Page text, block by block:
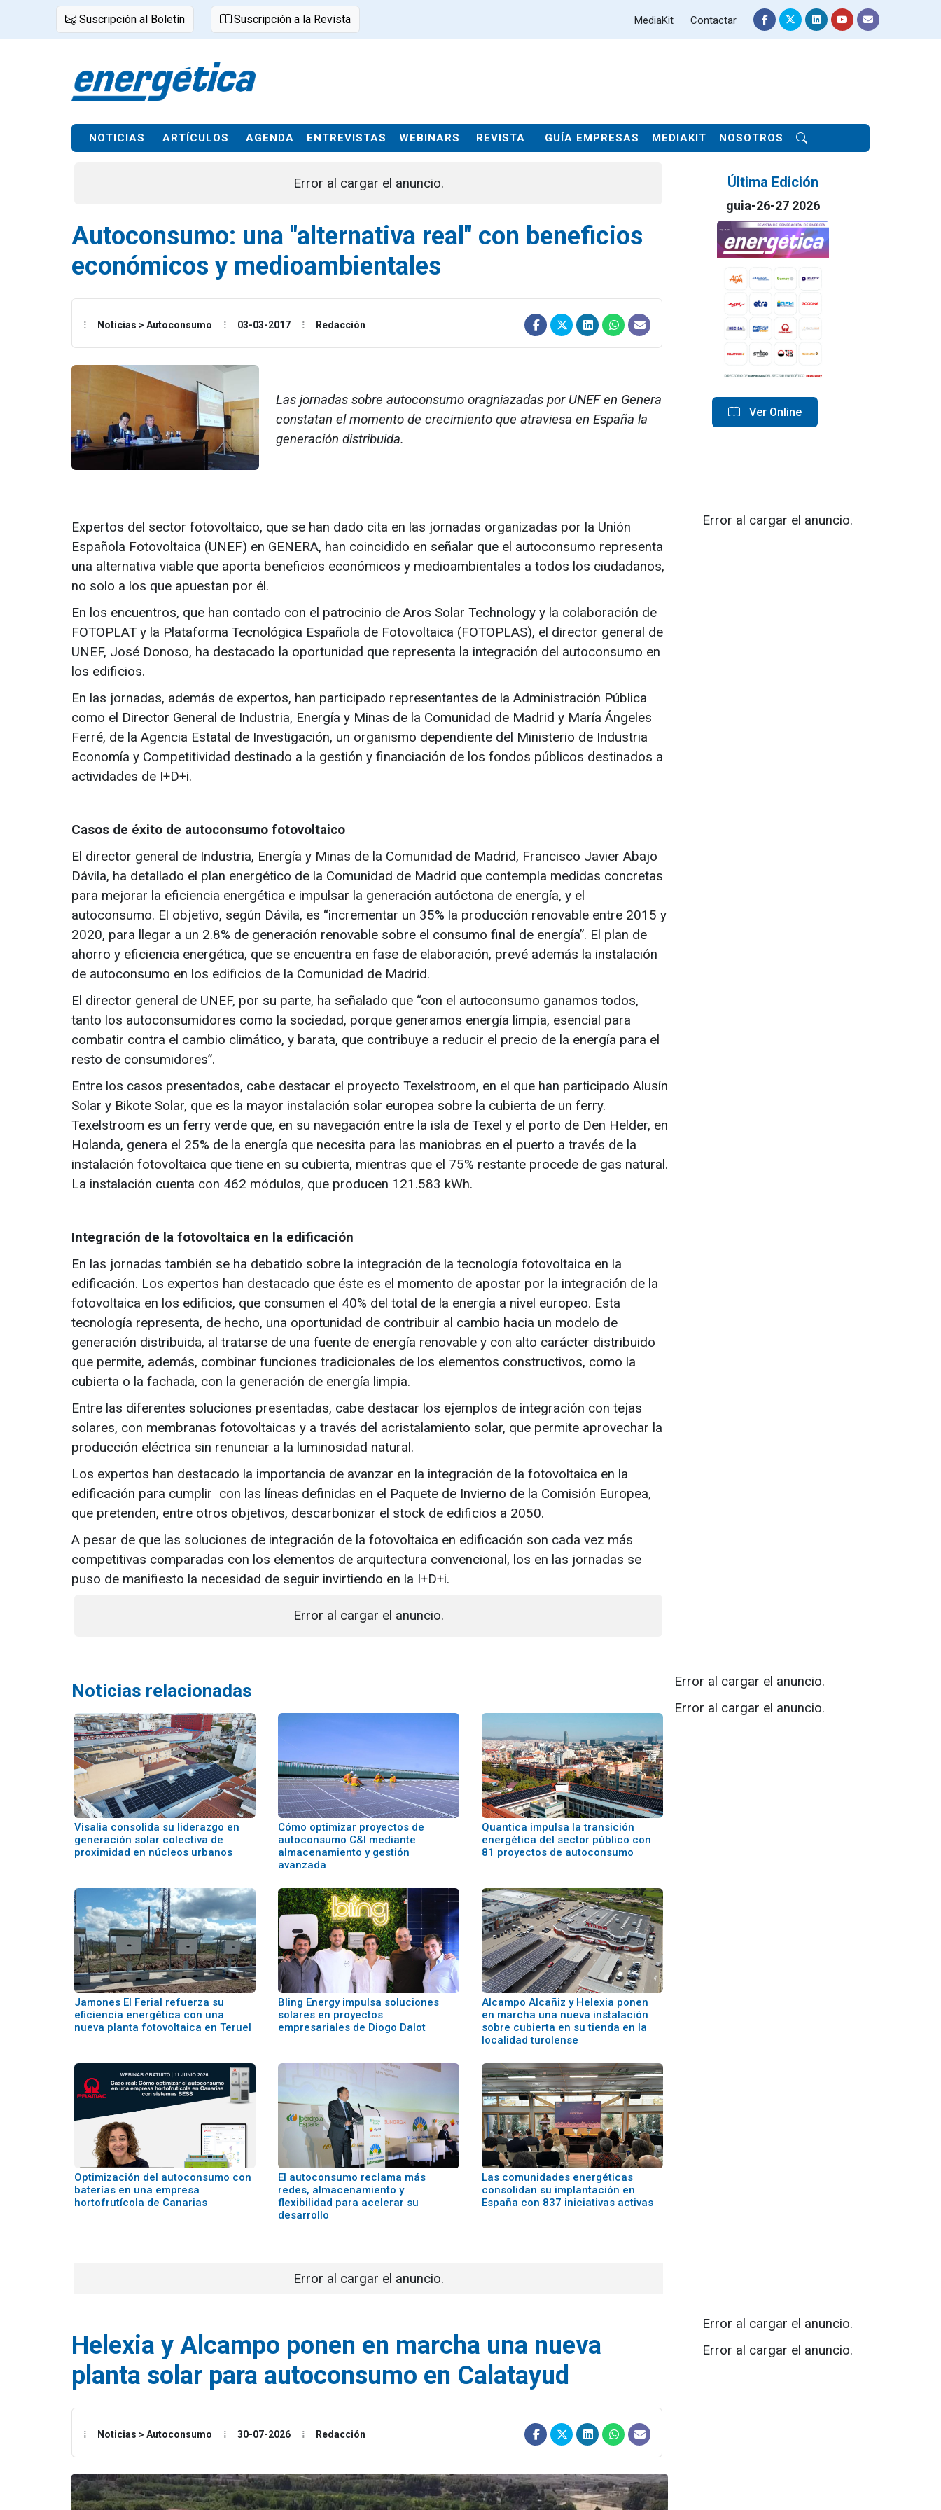
Suscripción al Boletín Suscripción a la Revista MediaKit Contactar
NOTICIAS ARTÍCULOS AGENDA ENTREVISTAS WEBINARS REVISTA GUÍA EMPRESAS MEDIAKIT NOSOTROS
Error al cargar el anuncio.
Autoconsumo: una "alternativa real" con beneficios
económicos y medioambientales
Noticias > Autoconsumo 03-03-2017 Redacción
Las jornadas sobre autoconsumo oragniazadas por UNEF en Genera
constatan el momento de crecimiento que atraviesa en España la
generación distribuida.
Última Edición
guia-26-27 2026
Ver Online
Expertos del sector fotovoltaico, que se han dado cita en las jornadas organizadas por la Unión
Española Fotovoltaica (UNEF) en GENERA, han coincidido en señalar que el autoconsumo representa
una alternativa viable que aporta beneficios económicos y medioambientales a todos los ciudadanos,
no solo a los que apuestan por él.
En los encuentros, que han contado con el patrocinio de Aros Solar Technology y la colaboración de
FOTOPLAT y la Plataforma Tecnológica Española de Fotovoltaica (FOTOPLAS), el director general de
UNEF, José Donoso, ha destacado la oportunidad que representa la integración del autoconsumo en
los edificios.
En las jornadas, además de expertos, han participado representantes de la Administración Pública
como el Director General de Industria, Energía y Minas de la Comunidad de Madrid y María Ángeles
Ferré, de la Agencia Estatal de Investigación, un organismo dependiente del Ministerio de Industria
Economía y Competitividad destinado a la gestión y financiación de los fondos públicos destinados a
actividades de I+D+i.
Casos de éxito de autoconsumo fotovoltaico
El director general de Industria, Energía y Minas de la Comunidad de Madrid, Francisco Javier Abajo
Dávila, ha detallado el plan energético de la Comunidad de Madrid que contempla medidas concretas
para mejorar la eficiencia energética e impulsar la generación autóctona de energía, y el
autoconsumo. El objetivo, según Dávila, es “incrementar un 35% la producción renovable entre 2015 y
2020, para llegar a un 2.8% de generación renovable sobre el consumo final de energía”. El plan de
ahorro y eficiencia energética, que se encuentra en fase de elaboración, prevé además la instalación
de autoconsumo en los edificios de la Comunidad de Madrid.
El director general de UNEF, por su parte, ha señalado que “con el autoconsumo ganamos todos,
tanto los autoconsumidores como la sociedad, porque generamos energía limpia, esencial para
combatir contra el cambio climático, y barata, que contribuye a reducir el precio de la energía para el
resto de consumidores”.
Entre los casos presentados, cabe destacar el proyecto Texelstroom, en el que han participado Alusín
Solar y Bikote Solar, que es la mayor instalación solar europea sobre la cubierta de un ferry.
Texelstroom es un ferry verde que, en su navegación entre la isla de Texel y el porto de Den Helder, en
Holanda, genera el 25% de la energía que necesita para las maniobras en el puerto a través de la
instalación fotovoltaica que tiene en su cubierta, mientras que el 75% restante procede de gas natural.
La instalación cuenta con 462 módulos, que producen 121.583 kWh.
Integración de la fotovoltaica en la edificación
En las jornadas también se ha debatido sobre la integración de la tecnología fotovoltaica en la
edificación. Los expertos han destacado que éste es el momento de apostar por la integración de la
fotovoltaica en los edificios, que consumen el 40% del total de la energía a nivel europeo. Esta
tecnología representa, de hecho, una oportunidad de contribuir al cambio hacia un modelo de
generación distribuida, al tratarse de una fuente de energía renovable y con alto carácter distribuido
que permite, además, combinar funciones tradicionales de los elementos constructivos, como la
cubierta o la fachada, con la generación de energía limpia.
Entre las diferentes soluciones presentadas, cabe destacar los ejemplos de integración con tejas
solares, con membranas fotovoltaicas y a través del acristalamiento solar, que permite aprovechar la
producción eléctrica sin renunciar a la luminosidad natural.
Los expertos han destacado la importancia de avanzar en la integración de la fotovoltaica en la
edificación para cumplir con las líneas definidas en el Paquete de Invierno de la Comisión Europea,
que pretenden, entre otros objetivos, descarbonizar el stock de edificios a 2050.
A pesar de que las soluciones de integración de la fotovoltaica en edificación son cada vez más
competitivas comparadas con los elementos de arquitectura convencional, los en las jornadas se
puso de manifiesto la necesidad de seguir invirtiendo en la I+D+i.
Error al cargar el anuncio.
Error al cargar el anuncio.
Noticias relacionadas
Visalia consolida su liderazgo en
generación solar colectiva de
proximidad en núcleos urbanos
Cómo optimizar proyectos de
autoconsumo C&I mediante
almacenamiento y gestión
avanzada
Quantica impulsa la transición
energética del sector público con
81 proyectos de autoconsumo
Jamones El Ferial refuerza su
eficiencia energética con una
nueva planta fotovoltaica en Teruel
Bling Energy impulsa soluciones
solares en proyectos
empresariales de Diogo Dalot
Alcampo Alcañiz y Helexia ponen
en marcha una nueva instalación
sobre cubierta en su tienda en la
localidad turolense
Optimización del autoconsumo con
baterías en una empresa
hortofrutícola de Canarias
El autoconsumo reclama más
redes, almacenamiento y
flexibilidad para acelerar su
desarrollo
Las comunidades energéticas
consolidan su implantación en
España con 837 iniciativas activas
Error al cargar el anuncio.
Error al cargar el anuncio.
Error al cargar el anuncio.
Helexia y Alcampo ponen en marcha una nueva
planta solar para autoconsumo en Calatayud
Noticias > Autoconsumo 30-07-2026 Redacción
Error al cargar el anuncio.
Error al cargar el anuncio.